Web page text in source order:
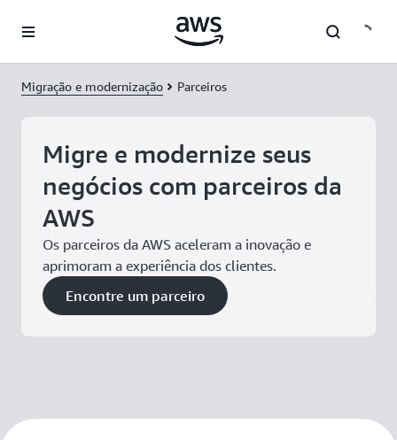
Pular para o conteúdo principal
Migração e modernização Parceiros
Migre e modernize seus
negócios com parceiros da
AWS
Os parceiros da AWS aceleram a inovação e
aprimoram a experiência dos clientes.
Encontre um parceiro